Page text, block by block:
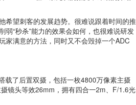
望刺客的发展趋势。很难说跟着时间的推
弱“秒杀”能力的效果会如何，也很难说研发
家满意的方法，同时又不会毁掉一个ADC
了后置双摄，包括一枚4800万像素主摄
镜头等效26mm，拥有四合一2m、F/1.6光